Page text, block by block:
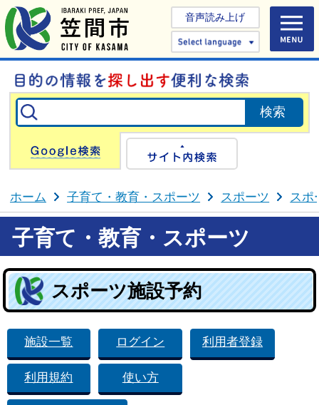
音声読み上げ
Select
Google検索
ホーム 子育て・教育・スポーツ スポーツ スポ
子育て・教育・スポーツ
スポーツ施設予約
施設一覧 ログイン 利用者登録
利用規約 使い方